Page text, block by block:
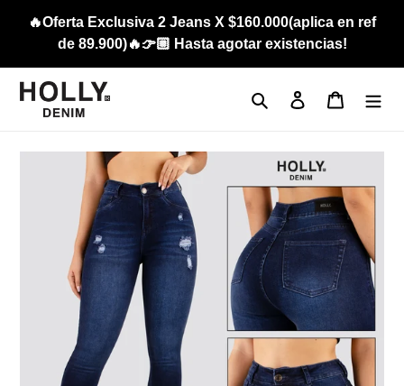
directamente
contenido
🔥Oferta Exclusiva 2 Jeans X $160.000(aplica en ref
de 89.900)🔥👉🏼 Hasta agotar existencias!
Buscar Ingresar Carrito